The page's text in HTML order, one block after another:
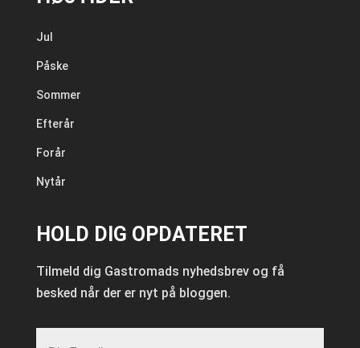
Jul
Påske
Sommer
Efterår
Forår
Nytår
HOLD DIG OPDATERET
Tilmeld dig Gastromads nyhedsbrev og få
besked når der er nyt på bloggen.